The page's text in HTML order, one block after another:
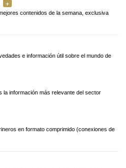
contenidos de la semana, exclusiva
e información útil sobre el mundo de
la información más relevante del sector
en formato comprimido (conexiones de